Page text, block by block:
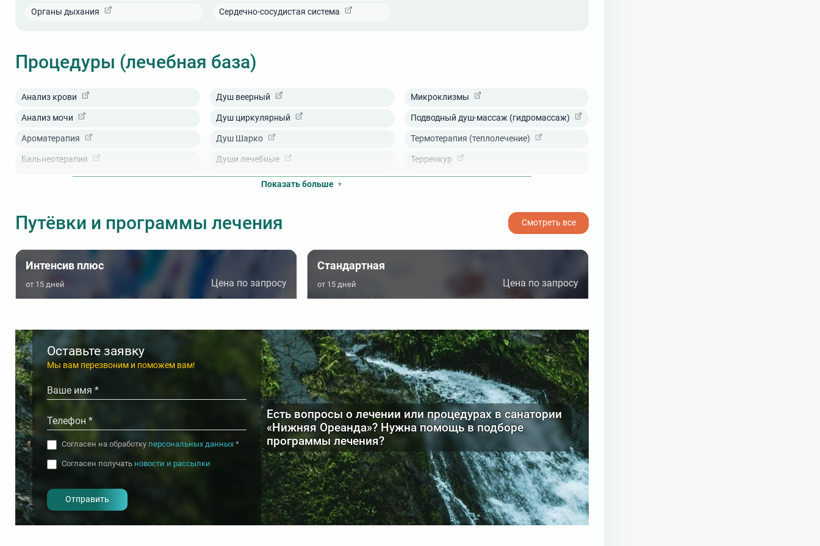
Органы дыхания Сердечно-сосудистая система
Процедуры (лечебная база)
Анализ крови
Анализ мочи
Ароматерапия
Бальнеотерапия
Ванны морские (с морской солью)
Грязелечение (лечебные грязи)
Диетотерапия
Душ веерный
Душ циркулярный
Душ Шарко
Души лечебные
Кислородный коктейль
Лимфодренаж (лимфодренажный массаж)
Массаж
Микроклизмы
Подводный душ-массаж (гидромассаж)
Термотерапия (теплолечение)
Терренкур
УВЧ-терапия
Показать больше
Путёвки и программы лечения Смотреть все
Интенсив плюс
от 15 дней Цена по запросу
Стандартная
от 15 дней Цена по запросу
Есть вопросы о лечении или процедурах в санатории
«Нижняя Ореанда»? Нужна помощь в подборе
программы лечения?
Оставьте заявку
Мы вам перезвоним и поможем вам!
Согласен на обработку персональных данных *
Согласен получать новости и рассылки